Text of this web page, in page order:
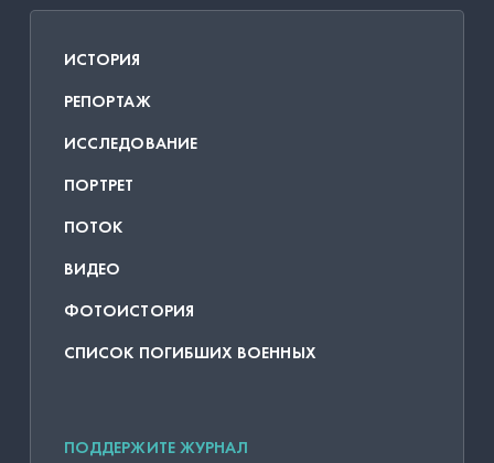
ИСТОРИЯ
РЕПОРТАЖ
ИССЛЕДОВАНИЕ
ПОРТРЕТ
ПОТОК
ВИДЕО
ФОТОИСТОРИЯ
СПИСОК ПОГИБШИХ ВОЕННЫХ
ПОДДЕРЖИТЕ ЖУРНАЛ